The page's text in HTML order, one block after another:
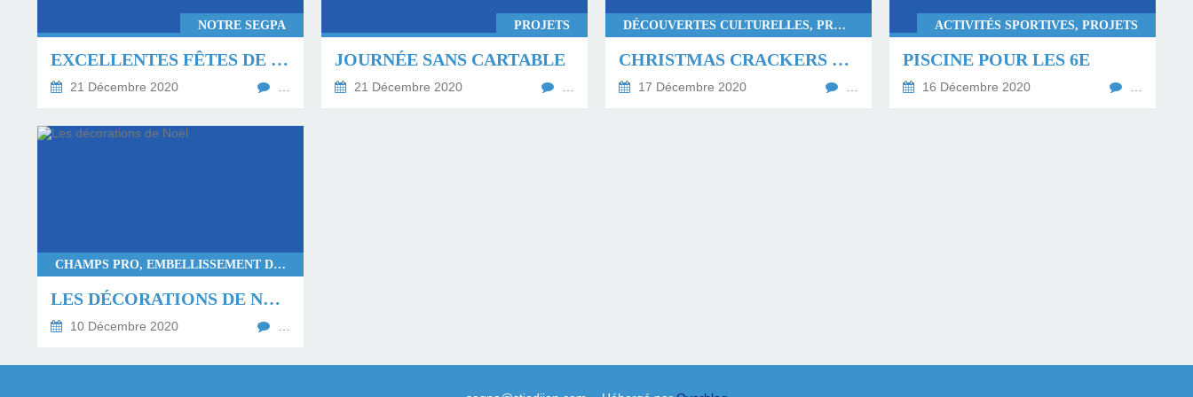
NOTRE SEGPA
EXCELLENTES FÊTES DE FIN D'ANNÉE
21 Décembre 2020
PROJETS
JOURNÉE SANS CARTABLE
21 Décembre 2020
DÉCOUVERTES CULTURELLES, PROJETS
CHRISTMAS CRACKERS EN 6E
17 Décembre 2020
ACTIVITÉS SPORTIVES, PROJETS
PISCINE POUR LES 6E
16 Décembre 2020
CHAMPS PRO, EMBELLISSEMENT DE ST JO
LES DÉCORATIONS DE NOËL
10 Décembre 2020